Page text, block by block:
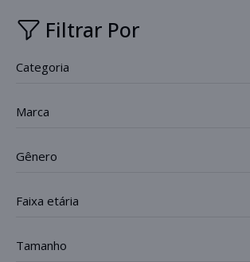
Filtrar Por
categoria
marca
gênero
faixa etária
tamanho